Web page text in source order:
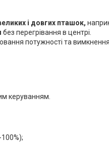
і довгих пташок,
без перегрівання в центрі.
потужності та
керуванням.